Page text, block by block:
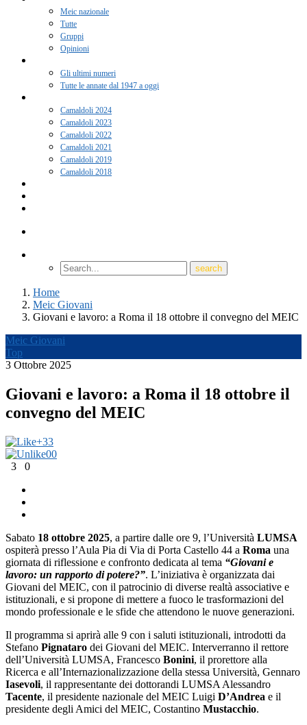
Meic nazionale
Tutte
Gruppi
Opinioni
Gli ultimi numeri
Tutte le annate dal 1947 a oggi
Camaldoli 2024
Camaldoli 2023
Camaldoli 2022
Camaldoli 2021
Camaldoli 2019
Camaldoli 2018
Home
Meic Giovani
Giovani e lavoro: a Roma il 18 ottobre il convegno del MEIC
Meic Giovani
Top
3 Ottobre 2025
Giovani e lavoro: a Roma il 18 ottobre il
convegno del MEIC
+33
00
3
0
Sabato 18 ottobre 2025, a partire dalle ore 9, l’Università LUMSA
ospiterà presso l’Aula Pia di Via di Porta Castello 44 a Roma una
giornata di riflessione e confronto dedicata al tema “Giovani e
lavoro: un rapporto di potere?”. L’iniziativa è organizzata dai
Giovani del MEIC, con il patrocinio di diverse realtà associative e
istituzionali, e si propone di mettere a fuoco le trasformazioni del
mondo professionale e le sfide che attendono le nuove generazioni.
Il programma si aprirà alle 9 con i saluti istituzionali, introdotti da
Stefano Pignataro dei Giovani del MEIC. Interverranno il rettore
dell’Università LUMSA, Francesco Bonini, il prorettore alla
Ricerca e all’Internazionalizzazione della stessa Università, Gennaro
Iasevoli, il rappresentante dei dottorandi LUMSA Alessandro
Tacente, il presidente nazionale del MEIC Luigi D’Andrea e il
presidente degli Amici del MEIC, Costantino Mustacchio.